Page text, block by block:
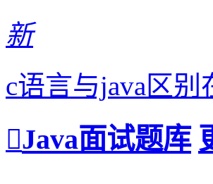
新
c语言与java区
Java面试题库